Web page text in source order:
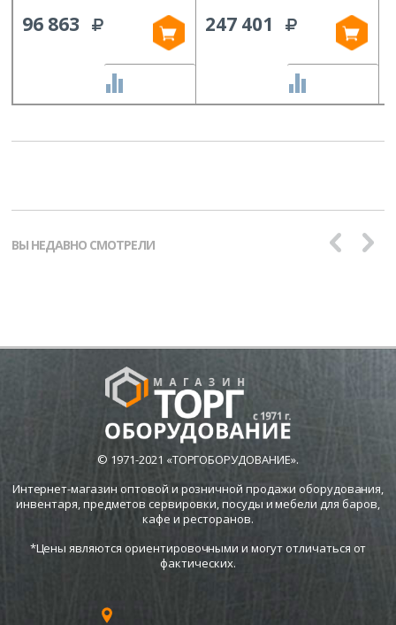
96 863 247 401
ВЫ НЕДАВНО СМОТРЕЛИ
© 1971-2021 «ТОРГОБОРУДОВАНИЕ».
Интернет-магазин оптовой и розничной продажи оборудования,
инвентаря, предметов сервировки, посуды и мебели для баров,
кафе и ресторанов.
*Цены являются ориентировочными и могут отличаться от
фактических.